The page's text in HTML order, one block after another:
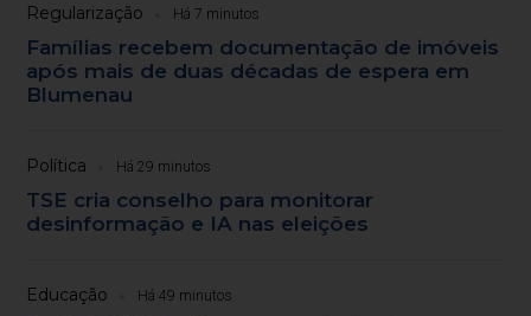
Regularização Há 7 minutos
Famílias recebem documentação de imóveis
após mais de duas décadas de espera em
Blumenau
Política Há 29 minutos
TSE cria conselho para monitorar
desinformação e IA nas eleições
Educação Há 49 minutos